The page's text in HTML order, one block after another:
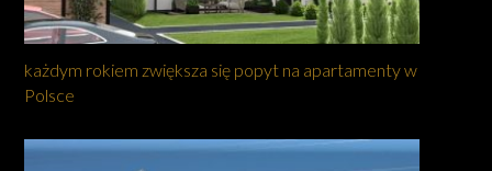
każdym rokiem zwiększa się popyt na apartamenty w
Polsce